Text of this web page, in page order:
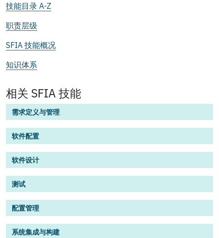
技能目录 A-Z
职责层级
SFIA 技能概况
知识体系
相关 SFIA 技能
需求定义与管理
软件配置
软件设计
测试
配置管理
系统集成与构建